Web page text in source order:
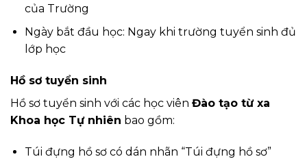
của Trường
Ngày bắt đầu học: Ngay khi trường tuyển sinh đủ
lớp học
Hồ sơ tuyển sinh
Hồ sơ tuyển sinh với các học viên Đào tạo từ xa
Khoa học Tự nhiên bao gồm:
Túi đựng hồ sơ có dán nhãn “Túi đựng hồ sơ”